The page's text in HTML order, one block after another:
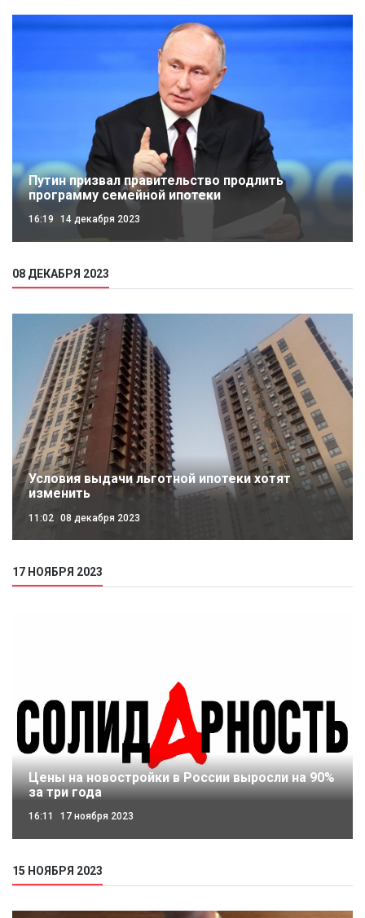
Путин призвал правительство продлить
программу семейной ипотеки
16:19 14 декабря 2023
08 ДЕКАБРЯ 2023
Условия выдачи льготной ипотеки хотят
изменить
11:02 08 декабря 2023
17 НОЯБРЯ 2023
Цены на новостройки в России выросли на 90%
за три года
16:11 17 ноября 2023
15 НОЯБРЯ 2023